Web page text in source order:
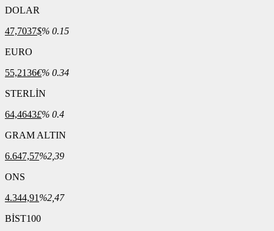
DOLAR
47,7037$% 0.15
EURO
55,2136€% 0.34
STERLİN
64,4643£% 0.4
GRAM ALTIN
6.647,57%2,39
ONS
4.344,91 %2,47
BİST100